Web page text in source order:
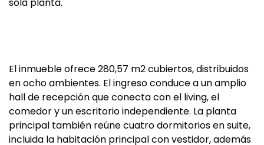
El inmueble ofrece 280,57 m2 cubiertos, distribuidos
en ocho ambientes. El ingreso conduce a un amplio
hall de recepción que conecta con el living, el
comedor y un escritorio independiente. La planta
principal también reúne cuatro dormitorios en suite,
incluida la habitación principal con vestidor, además